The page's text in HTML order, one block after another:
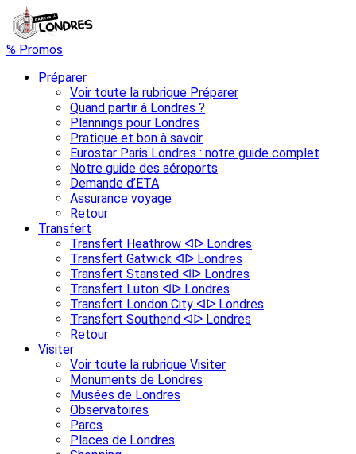
% Promos
Préparer
Voir toute la rubrique Préparer
Quand partir à Londres ?
Plannings pour Londres
Pratique et bon à savoir
Eurostar Paris Londres : notre guide complet
Notre guide des aéroports
Demande d’ETA
Assurance voyage
Retour
Transfert
Transfert Heathrow ᐊᐅ Londres
Transfert Gatwick ᐊᐅ Londres
Transfert Stansted ᐊᐅ Londres
Transfert Luton ᐊᐅ Londres
Transfert London City ᐊᐅ Londres
Transfert Southend ᐊᐅ Londres
Retour
Visiter
Voir toute la rubrique Visiter
Monuments de Londres
Musées de Londres
Observatoires
Parcs
Places de Londres